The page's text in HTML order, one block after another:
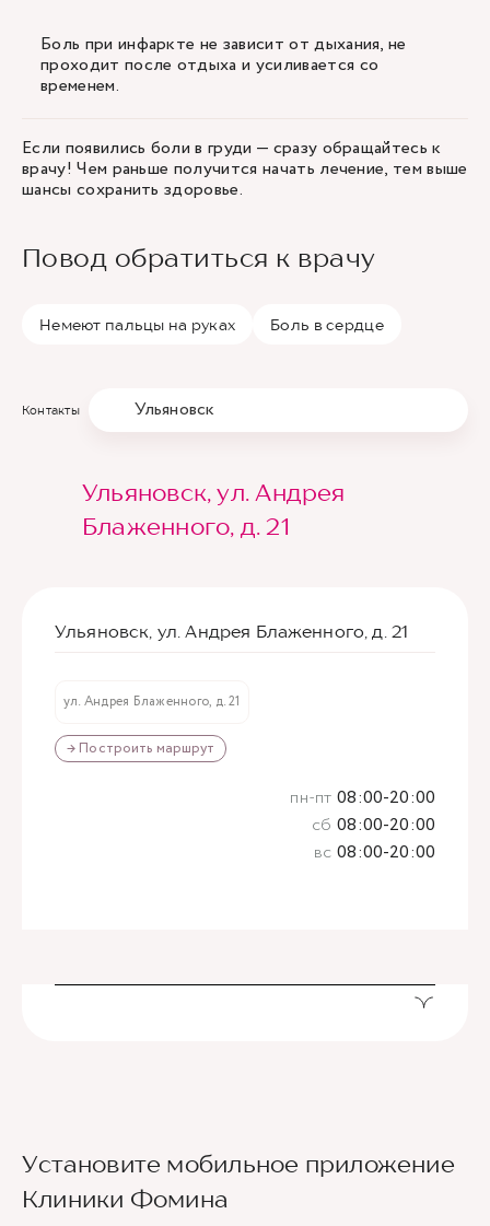
Боль при инфаркте не зависит от дыхания, не
проходит после отдыха и усиливается со
временем.
Если появились боли в груди — сразу обращайтесь к
врачу! Чем раньше получится начать лечение, тем выше
шансы сохранить здоровье.
Повод обратиться к врачу
Немеют пальцы на руках Боль в сердце
Контакты Ульяновск
Ульяновск, ул. Андрея
Блаженного, д. 21
Ульяновск, ул. Андрея Блаженного, д. 21
ул. Андрея Блаженного, д. 21
→ Построить маршрут
пн-пт 08:00-20:00
сб 08:00-20:00
вс 08:00-20:00
Установите мобильное приложение
Клиники Фомина